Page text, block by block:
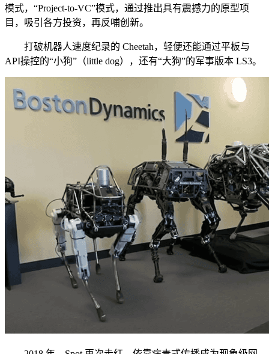
模式，“Project-to-VC”模式，通过推出具有震撼力的原型项
目，吸引各方投资，再反哺创新。
打破机器人速度纪录的 Cheetah，轻便还能通过平板与
API操控的“小狗”（little dog），还有“大狗”的军事版本 LS3。